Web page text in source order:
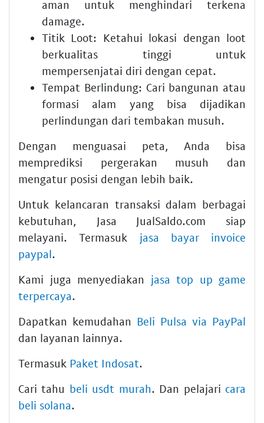
aman untuk menghindari terkena
damage.
Titik Loot: Ketahui lokasi dengan loot
berkualitas tinggi untuk
mempersenjatai diri dengan cepat.
Tempat Berlindung: Cari bangunan atau
formasi alam yang bisa dijadikan
perlindungan dari tembakan musuh.
Dengan menguasai peta, Anda bisa
memprediksi pergerakan musuh dan
mengatur posisi dengan lebih baik.
Untuk kelancaran transaksi dalam berbagai
kebutuhan, Jasa JualSaldo.com siap
melayani. Termasuk jasa bayar invoice
paypal.
Kami juga menyediakan jasa top up game
terpercaya.
Dapatkan kemudahan Beli Pulsa via PayPal
dan layanan lainnya.
Termasuk Paket Indosat.
Cari tahu beli usdt murah. Dan pelajari cara
beli solana.